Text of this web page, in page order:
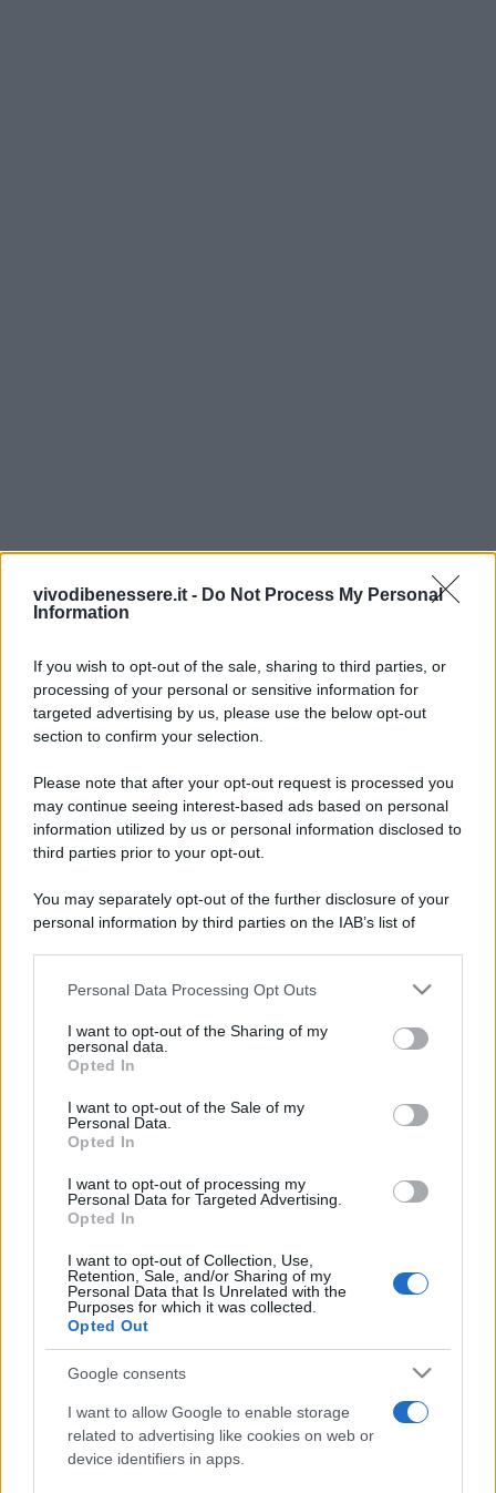
vivodibenessere.it - Do Not Process My Personal
Information
If you wish to opt-out of the sale, sharing to third parties, or
processing of your personal or sensitive information for
targeted advertising by us, please use the below opt-out
section to confirm your selection.
Please note that after your opt-out request is processed you
may continue seeing interest-based ads based on personal
information utilized by us or personal information disclosed to
third parties prior to your opt-out.
You may separately opt-out of the further disclosure of your
personal information by third parties on the IAB’s list of
This information may also be disclosed by us to third parties
disclose it to other third parties.
Please note that this website/app uses one or more Google
services and may gather and store information including but
not limited to your visit or usage behaviour. You may click to
grant or deny consent to Google and its third-party tags to
consent section.
Personal Data Processing Opt Outs
I want to opt-out of the Sharing of my
personal data.
Opted In
I want to opt-out of the Sale of my
Personal Data.
Opted In
I want to opt-out of processing my
Personal Data for Targeted Advertising.
Opted In
I want to opt-out of Collection, Use,
Retention, Sale, and/or Sharing of my
Personal Data that Is Unrelated with the
Purposes for which it was collected.
Opted Out
Google consents
I want to allow Google to enable storage
related to advertising like cookies on web or
device identifiers in apps.